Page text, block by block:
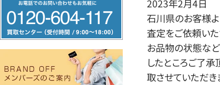
リ
ー
ヤ
2023年2月4日
石川県のお客様
査定をご依頼いた
お品物の状態など
したところご了
取させていただき